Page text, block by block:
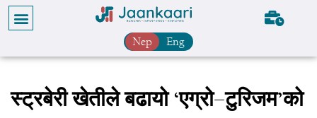
Nep Eng
स्ट्रबेरी खेतीले बढायो ‘एग्रो–टुरिजम’को